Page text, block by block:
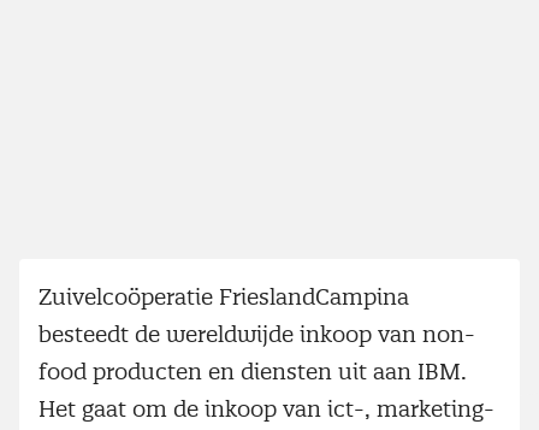
Zuivelcoöperatie FrieslandCampina
besteedt de wereldwijde inkoop van non-
food producten en diensten uit aan IBM.
Het gaat om de inkoop van ict-, marketing-